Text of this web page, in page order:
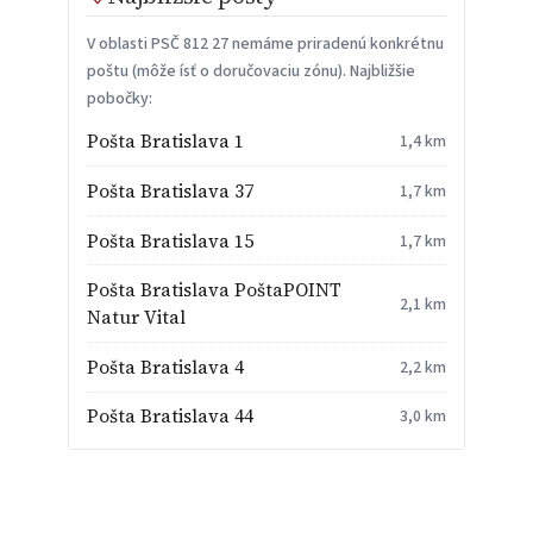
V oblasti PSČ 812 27 nemáme priradenú konkrétnu
poštu (môže ísť o doručovaciu zónu). Najbližšie
pobočky:
Pošta Bratislava 1 1,4 km
Pošta Bratislava 37 1,7 km
Pošta Bratislava 15 1,7 km
Pošta Bratislava PoštaPOINT
Natur Vital
2,1 km
Pošta Bratislava 4 2,2 km
Pošta Bratislava 44 3,0 km